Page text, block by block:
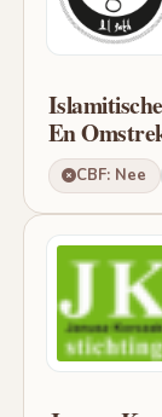
En
CBF: Nee